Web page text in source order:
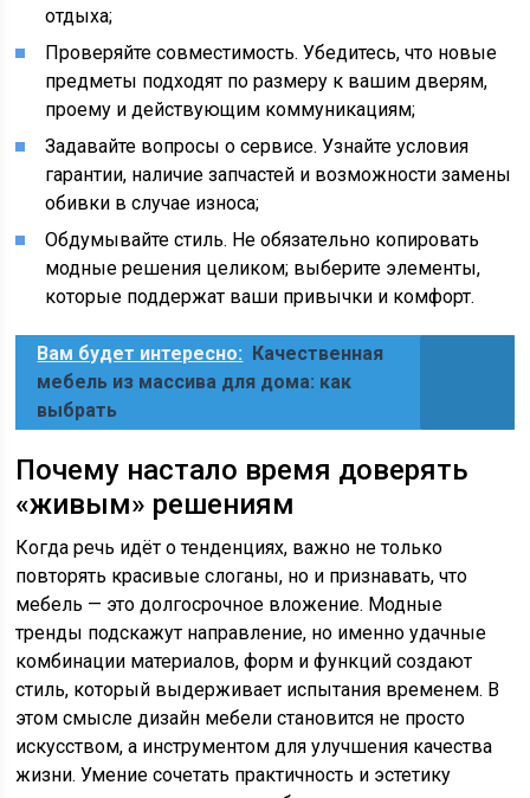
отдыха;
Проверяйте совместимость. Убедитесь, что новые
предметы подходят по размеру к вашим дверям,
проему и действующим коммуникациям;
Задавайте вопросы о сервисе. Узнайте условия
гарантии, наличие запчастей и возможности замены
обивки в случае износа;
Обдумывайте стиль. Не обязательно копировать
модные решения целиком; выберите элементы,
которые поддержат ваши привычки и комфорт.
Вам будет интересно: Качественная
мебель из массива для дома: как
выбрать
Почему настало время доверять
«живым» решениям
Когда речь идёт о тенденциях, важно не только
повторять красивые слоганы, но и признавать, что
мебель — это долгосрочное вложение. Модные
тренды подскажут направление, но именно удачные
комбинации материалов, форм и функций создают
стиль, который выдерживает испытания временем. В
этом смысле дизайн мебели становится не просто
искусством, а инструментом для улучшения качества
жизни. Умение сочетать практичность и эстетику